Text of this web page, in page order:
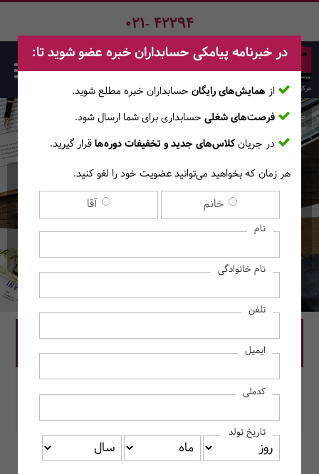
021- 42294
دوره فشرده Business
English Online - Elementary
صفحه اصلی دوره‌ها
قیمت دوره: 14,500,000 ریال
در این دوره رزرو کنید.
محل برگزاری: به صورت آنلاین برگزار می‌شود.
در یک نگاه سرفصل دروس سوالات متداول
در خبرنامه پیامکی حسابداران خبره عضو شوید تا:
از همایش‌های رایگان حسابداران خبره مطلع ‎شوید.
فرصت‌های شغلی حسابداری برای شما ارسال شود.
در جریانکلاس‌های جدید و تخفیفات دوره‌هاقرار گیرید.
هر زمان که بخواهید می‌توانید عضویت خود را لغو کنید.
خانم آقا
نام
نام خانوادگی
تلفن
ایمیل
کدملی
تاریخ تولد